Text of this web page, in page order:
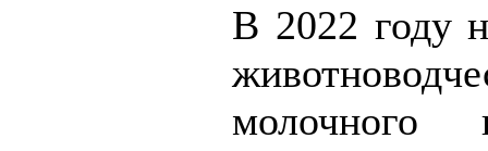
В 2022 году
молочного